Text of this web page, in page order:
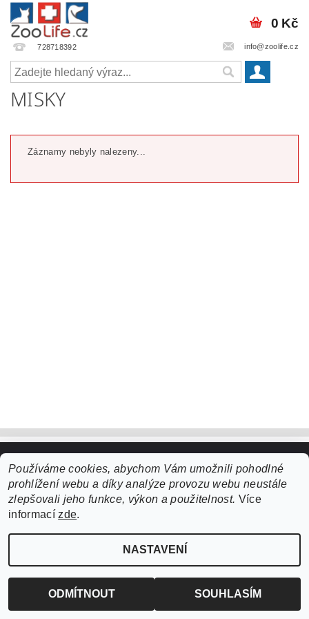
728718392 info@zoolife.cz
0 Kč
MISKY
Záznamy nebyly nalezeny...
2026 ©ZooLife.cz, všechna práva vyhrazenaUpravit nastavení cookies
Vytvořil Shoptet
Používáme cookies, abychom Vám umožnili pohodlné
prohlížení webu a díky analýze provozu webu neustále
zlepšovali jeho funkce, výkon a použitelnost. Více
informacízde.
NASTAVENÍ
ODMÍTNOUT SOUHLASÍM